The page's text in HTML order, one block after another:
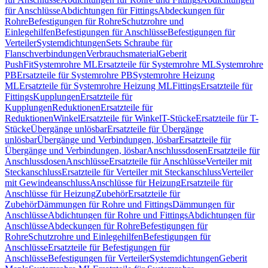
für AnschlüsseAbdichtungen für FittingsAbdeckungen für
RohreBefestigungen für RohreSchutzrohre und
EinlegehilfenBefestigungen für AnschlüsseBefestigungen für
VerteilerSystemdichtungenSets Schraube für
FlanschverbindungenVerbrauchsmaterialGeberit
PushFitSystemrohre MLErsatzteile für Systemrohre MLSystemrohre
PBErsatzteile für Systemrohre PBSystemrohre Heizung
MLErsatzteile für Systemrohre Heizung MLFittingsErsatzteile für
FittingsKupplungenErsatzteile für
KupplungenReduktionenErsatzteile für
ReduktionenWinkelErsatzteile für WinkelT-StückeErsatzteile für T-
StückeÜbergänge unlösbarErsatzteile für Übergänge
unlösbarÜbergänge und Verbindungen, lösbarErsatzteile für
Übergänge und Verbindungen, lösbarAnschlussdosenErsatzteile für
AnschlussdosenAnschlüsseErsatzteile für AnschlüsseVerteiler mit
SteckanschlussErsatzteile für Verteiler mit SteckanschlussVerteiler
mit GewindeanschlussAnschlüsse für HeizungErsatzteile für
Anschlüsse für HeizungZubehörErsatzteile für
ZubehörDämmungen für Rohre und FittingsDämmungen für
AnschlüsseAbdichtungen für Rohre und FittingsAbdichtungen für
AnschlüsseAbdeckungen für RohreBefestigungen für
RohreSchutzrohre und EinlegehilfenBefestigungen für
AnschlüsseErsatzteile für Befestigungen für
AnschlüsseBefestigungen für VerteilerSystemdichtungenGeberit